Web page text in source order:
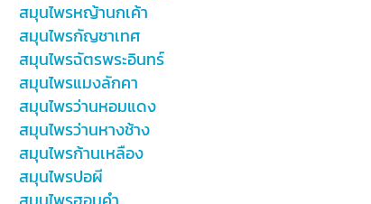
สมุนไพรหญ้านกเค้า
สมุนไพรกัญชาเทศ
สมุนไพรฉัตรพระอินทร์
สมุนไพรแมงลักคา
สมุนไพรว่านหอมแดง
สมุนไพรว่านหางช้าง
สมุนไพรก้านเหลือง
สมุนไพรปอผี